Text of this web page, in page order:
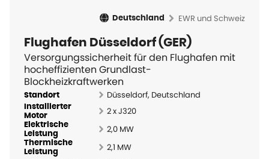
EWR und Schweiz
Deutschland
Flughafen Düsseldorf (GER)
Versorgungssicherheit für den Flughafen mit
hocheffizienten Grundlast-
Blockheizkraftwerken
Standort Düsseldorf, Deutschland
Installierter
Motor
2 x J320
Elektrische
Leistung
2,0 MW
Thermische
Leistung
2,1 MW